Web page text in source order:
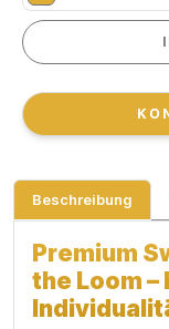
Beschreibung
Premium
the Loom –